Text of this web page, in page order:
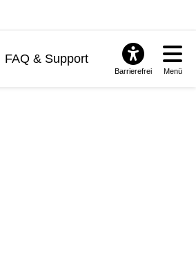
FAQ & Support
Barrierefrei Menü